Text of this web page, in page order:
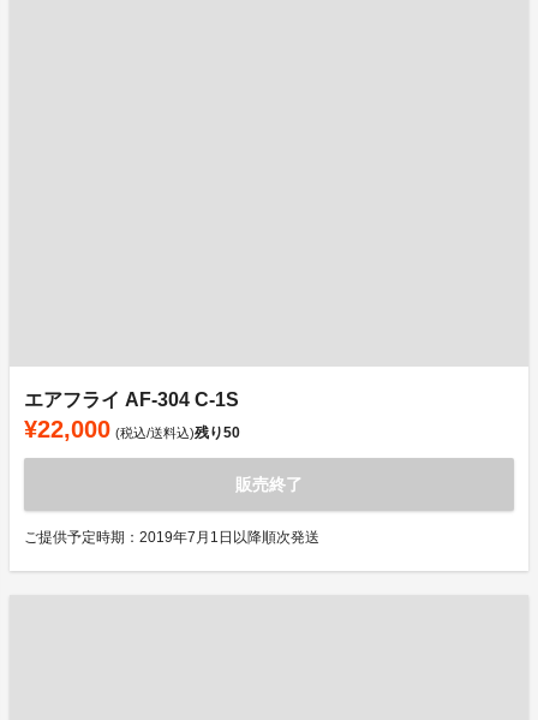
エアフライ AF-304 C-1S
¥22,000 (税込/送料込)残り50
販売終了
ご提供予定時期：2019年7月1日以降順次発送